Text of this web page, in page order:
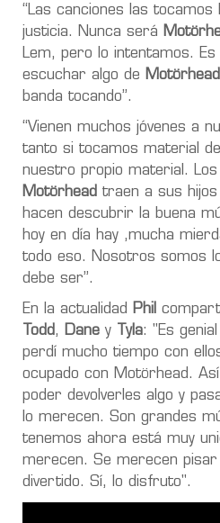
“Las canciones las tocamos
justicia. Nunca será
Lem, pero lo intentamos.
escuchar algo de Motörhead
banda tocando”.
“Vienen muchos jóvenes a
tanto si tocamos material de
nuestro propio material.
Motörhead traen a sus
hacen descubrir la buena
hoy en día hay ,mucha
todo eso. Nosotros somos
debe ser”.
En la actualidad Phil
Todd, Dane y Tyla: "Es
perdí mucho tiempo con
ocupado con Motörhead.
poder devolverles algo y
lo merecen. Son grandes
tenemos ahora está muy
merecen. Se merecen
divertido. Sí, lo disfruto".